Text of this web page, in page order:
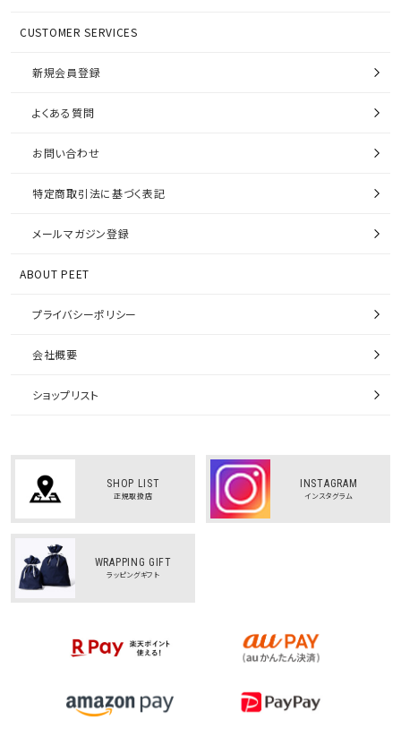
CUSTOMER SERVICES
新規会員登録
よくある質問
お問い合わせ
特定商取引法に基づく表記
メールマガジン登録
ABOUT PEET
プライバシーポリシー
会社概要
ショップリスト
SHOP LIST
正規取扱店
INSTAGRAM
インスタグラム
WRAPPING GIFT
ラッピングギフト